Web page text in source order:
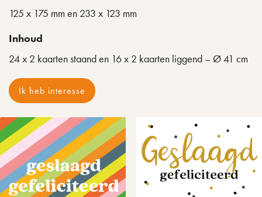
125 x 175 mm en 233 x 123 mm
Inhoud
24 x 2 kaarten staand en 16 x 2 kaarten liggend – Ø 41 cm
Ik heb interesse